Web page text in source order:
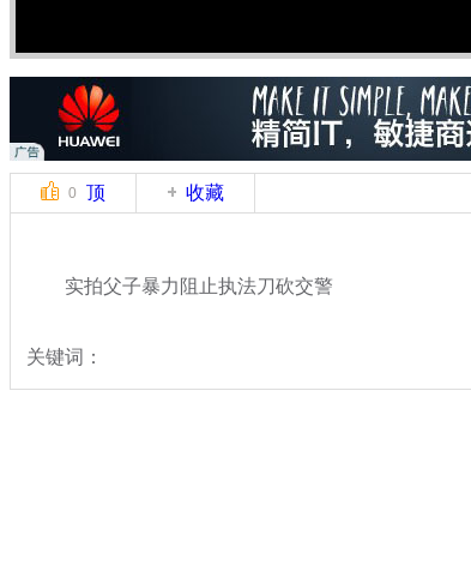
0 顶 收藏
实拍父子暴力阻止执法刀砍交警
关键词：